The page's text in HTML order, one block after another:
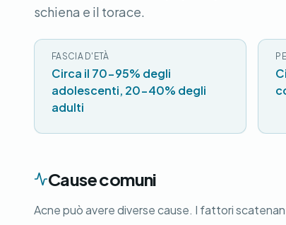
schiena e il torace.
FASCIA D'ETÀ
Circa il 70-95% degli
adolescenti, 20-40% degli
adulti
Cause comuni
Acne può avere diverse cause. I fattori